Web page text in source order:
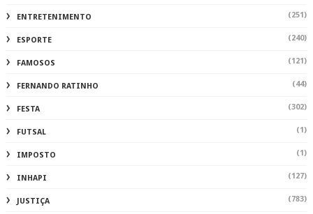
ENTRETENIMENTO (251)
ESPORTE (240)
FAMOSOS (121)
FERNANDO RATINHO (44)
FESTA (302)
FUTSAL (1)
IMPOSTO (1)
INHAPI (127)
JUSTIÇA (783)